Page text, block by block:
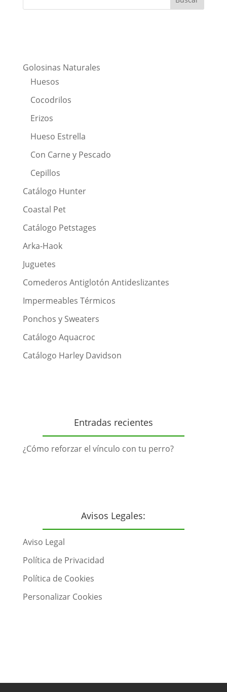
Golosinas Naturales
Huesos
Cocodrilos
Erizos
Hueso Estrella
Con Carne y Pescado
Cepillos
Catálogo Hunter
Coastal Pet
Catálogo Petstages
Arka-Haok
Juguetes
Comederos Antiglotón Antideslizantes
Impermeables Térmicos
Ponchos y Sweaters
Catálogo Aquacroc
Catálogo Harley Davidson
Entradas recientes
¿Cómo reforzar el vínculo con tu perro?
Avisos Legales:
Aviso Legal
Política de Privacidad
Política de Cookies
Personalizar Cookies